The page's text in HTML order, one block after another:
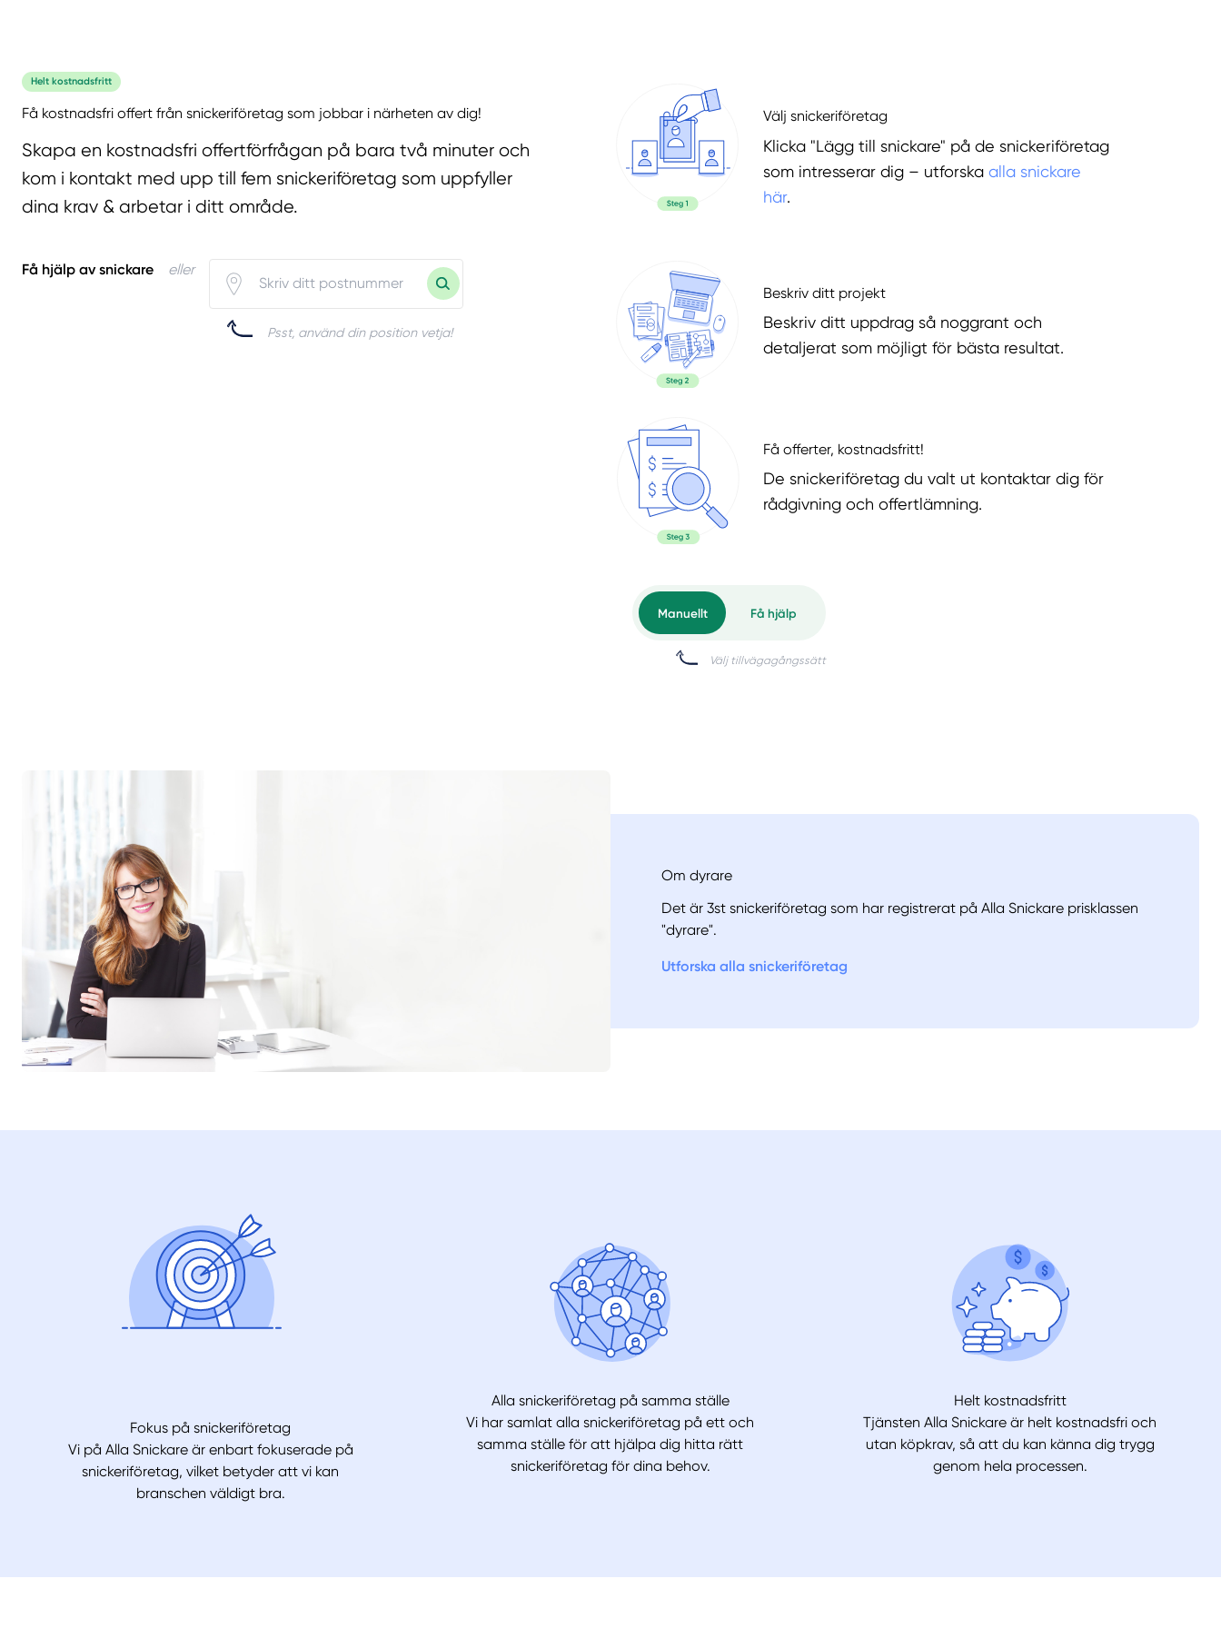
Helt kostnadsfritt
Få kostnadsfri offert från snickeriföretag som jobbar i närheten av dig!
Skapa en kostnadsfri offertförfrågan på bara två minuter och
kom i kontakt med upp till fem snickeriföretag som uppfyller
dina krav & arbetar i ditt område.
Få hjälp av snickare eller
Psst, använd din position vetja!
Välj snickeriföretag
Klicka "Lägg till snickare" på de snickeriföretag
som intresserar dig – utforska alla snickare
här.
Beskriv ditt projekt
Beskriv ditt uppdrag så noggrant och
detaljerat som möjligt för bästa resultat.
Få offerter, kostnadsfritt!
De snickeriföretag du valt ut kontaktar dig för
rådgivning och offertlämning.
Om dyrare
Det är 3st snickeriföretag som har registrerat på Alla Snickare prisklassen
"dyrare".
Utforska alla snickeriföretag
Fokus på snickeriföretag
Vi på Alla Snickare är enbart fokuserade på
snickeriföretag, vilket betyder att vi kan
branschen väldigt bra.
Alla snickeriföretag på samma ställe
Vi har samlat alla snickeriföretag på ett och
samma ställe för att hjälpa dig hitta rätt
snickeriföretag för dina behov.
Helt kostnadsfritt
Tjänsten Alla Snickare är helt kostnadsfri och
utan köpkrav, så att du kan känna dig trygg
genom hela processen.